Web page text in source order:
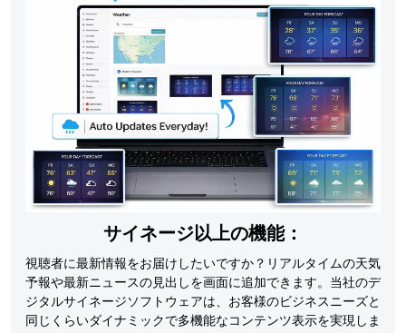
サイネージ以上の機能：
視聴者に最新情報をお届けしたいですか？リアルタイムの天気
予報や最新ニュースの見出しを画面に追加できます。当社のデ
ジタルサイネージソフトウェアは、お客様のビジネスニーズと
同じくらいダイナミックで多機能なコンテンツ表示を実現しま